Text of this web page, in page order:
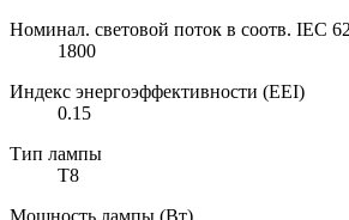
Номинал. световой поток в соотв. IEC
1800
Индекс энергоэффективности (EEI)
0.15
Тип лампы
T8
Мощность лампы (Вт)